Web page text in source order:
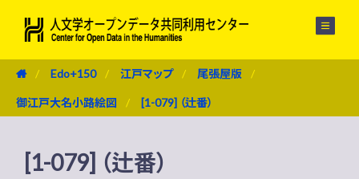
Edo+150 江戸マップ 尾張屋版
御江戸大名小路絵図 [1-079] （辻番）
[1-079] （辻番）